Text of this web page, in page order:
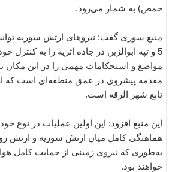
حمص) به شمار می‌رود.
منبع سوری گفت: نیروهای ارتش سوریه
5 و تپه ابوالزین در جاده اثریه را به کنترل
مواضع و استحکامات مهمی را در این مکان
مقدمه پیشروی در عمق منطقه‌ای است که
تابع شهر الرقه است.
این منبع افزود: این اولین عملیات در نوع
هماهنگی کامل میان ارتش سوریه و ارتش
به‌طوری که نیروی زمینی از حمایت کامل
خواهند بود.